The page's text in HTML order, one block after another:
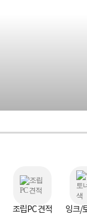
조립PC 견적 잉크/